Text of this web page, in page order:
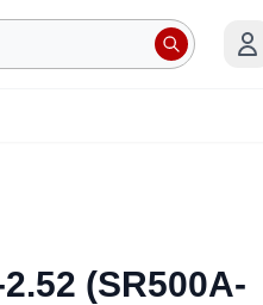
(SR500A-